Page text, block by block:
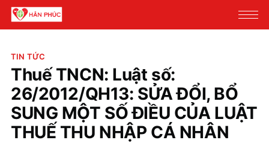
TIN TỨC
Thuế TNCN: Luật số:
26/2012/QH13: SỬA ĐỔI, BỔ
SUNG MỘT SỐ ĐIỀU CỦA LUẬT
THUẾ THU NHẬP CÁ NHÂN